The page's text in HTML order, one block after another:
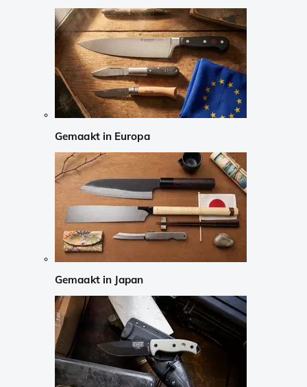
Gemaakt in Europa
Gemaakt in Japan